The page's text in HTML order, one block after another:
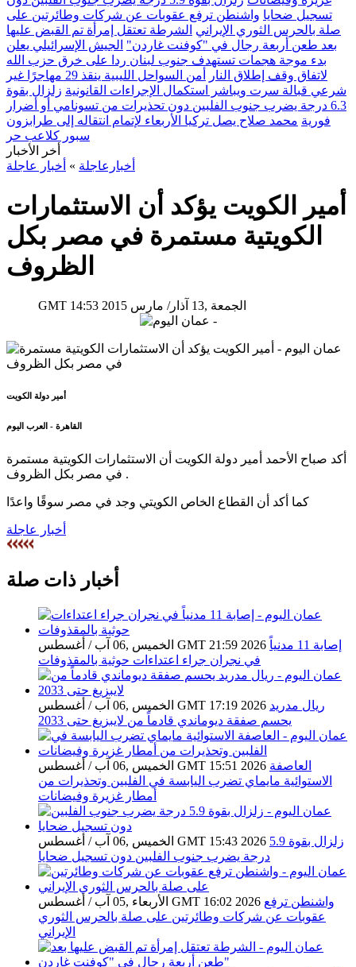
تسجيل ضحايا واشنطن ترفع عقوبات عن شركات وطائرتين على
صلة بالحرس الثوري الإيراني الشرطة تعتقل إمرأة تم القبض عليها
بعد طعن أربعة رجال في "كوفنت غاردن" الجيش الإسرائيلي يعلن
بدء موجة هجمات تستهدف جنوب لبنان ردا على خرق حزب الله
لاتفاق وقف إطلاق النار
أمن السواحل الليبية ينقذ 29 مهاجرًا غير
شرعي قبالة سرت ويباشر استكمال الإجراءات القانونية زلزال بقوة
6.3 درجة يضرب جنوب الفلبين دون تحذيرات من تسونامي أو أضرار
فورية محمد صلاح يصل تركيا الأربعاء لإتمام انتقاله إلى طرابزون
سبور كلاعب حر
أخر الأخبار
أخبارعاجلة » أخبار عاجلة
أمير الكويت يؤكد أن الاستثمارات
الكويتية مستمرة في مصر بكل
الظروف
GMT 14:53 2015 الجمعة ,13 آذار/ مارس
أمير دولة الكويت
القاهرة - العرب اليوم
أكد صباح الأحمد أمير دولة الكويت أن الاستثمارات الكويتية مستمرة
في مصر بكل الظروف .
كما أكد أن القطاع الخاص الكويتي وجد في مصر سوقًا واعدًا
أخبار عاجلة
أخبار ذات صلة
الخميس ,06 آب / أغسطس GMT 21:59 2026 إصابة 11 مدنياً
في نجران جراء اعتداءات حوثية بالمقذوفات
الخميس ,06 آب / أغسطس GMT 17:19 2026 ريال مدريد
يحسم صفقة ديوماندي قادماً من لايبزيغ حتى 2033
الخميس ,06 آب / أغسطس GMT 15:51 2026 العاصفة
الاستوائية مايماي تضرب اليابسة في الفلبين وتحذيرات من
أمطار غزيرة وفيضانات
الخميس ,06 آب / أغسطس GMT 15:43 2026 زلزال بقوة 5.9
درجة يضرب جنوب الفلبين دون تسجيل ضحايا
الأربعاء ,05 آب / أغسطس GMT 16:02 2026 واشنطن ترفع
عقوبات عن شركات وطائرتين على صلة بالحرس الثوري
الإيراني